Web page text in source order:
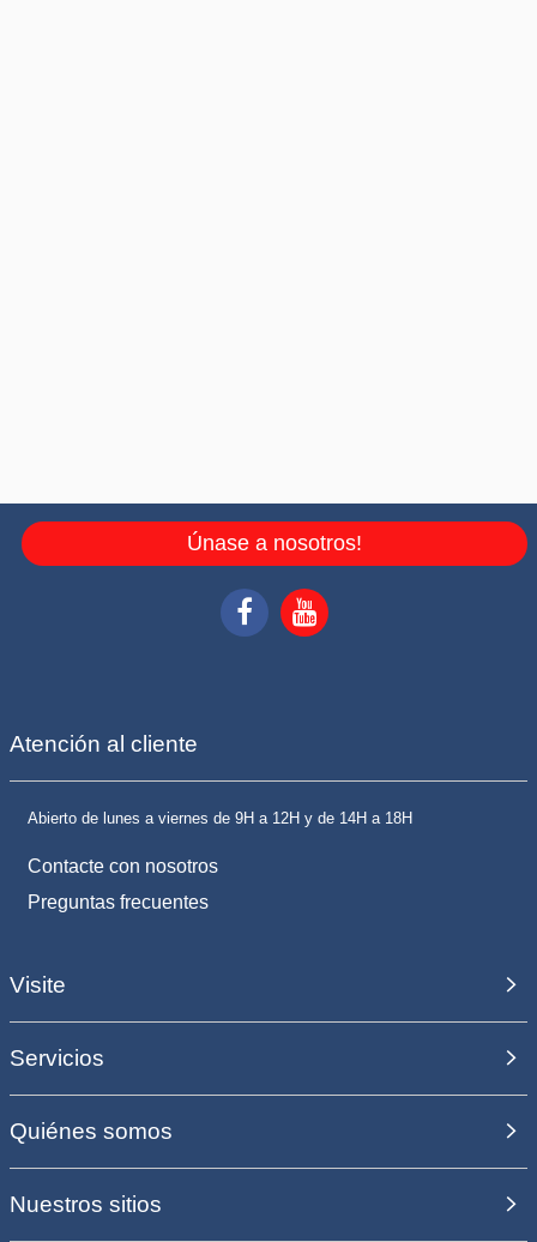
Únase a nosotros!
Atención al cliente
Abierto de lunes a viernes de 9H a 12H y de 14H a 18H
Contacte con nosotros
Preguntas frecuentes
Visite
Servicios
Quiénes somos
Nuestros sitios